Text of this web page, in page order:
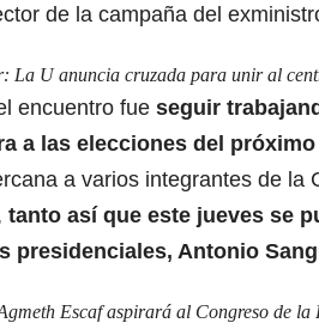
de la campaña del
La U anuncia cruzada para unir al
encuentro fue seguir
a las elecciones del
a varios integrantes de la
tanto así que este jueves se
presidenciales, Antonio
Escaf aspirará al Congreso de